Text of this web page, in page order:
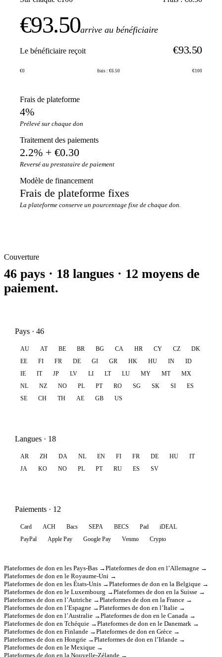
€93.50arrive au bénéficiaire
Le bénéficiaire reçoit €93.50
€0 frais : €6.50 €100
Frais de plateforme
4%
Prélevé sur chaque don
Traitement des paiements
2.2% + €0.30
Reversé au prestataire de paiement
Modèle de financement
Frais de plateforme fixes
La plateforme conserve un pourcentage fixe de chaque don.
Couverture
46 pays · 18 langues · 12 moyens de
paiement.
Pays · 46
AU AT BE BR BG CA HR CY CZ
DK
EE
FI FR DE GI GR HK HU IN
ID
IE
IT JP LV LI LT LU MY MT
MX
NL
NZ NO PL PT RO SG SK SI
ES
SE
CH TH AE GB US
Langues · 18
AR ZH DA NL EN FI FR DE HU
IT
JA
KO NO PL PT RU ES SV
Paiements · 12
Card ACH Bacs SEPA BECS Pad
iDEAL
PayPal
Apple Pay Google Pay Venmo Crypto
Plateformes de don en les Pays-Bas →Plateformes de don en l’Allemagne →
Plateformes de don en le Royaume-Uni →
Plateformes de don en les États-Unis →Plateformes de don en la Belgique →
Plateformes de don en le Luxembourg →Plateformes de don en la Suisse →
Plateformes de don en l’Autriche →Plateformes de don en la France →
Plateformes de don en l’Espagne →Plateformes de don en l’Italie →
Plateformes de don en l’Australie →Plateformes de don en le Canada →
Plateformes de don en Tchéquie →Plateformes de don en le Danemark →
Plateformes de don en Finlande →Plateformes de don en Grèce →
Plateformes de don en Hongrie →Plateformes de don en l’Irlande →
Plateformes de don en le Mexique →
Plateformes de don en la Nouvelle-Zélande →